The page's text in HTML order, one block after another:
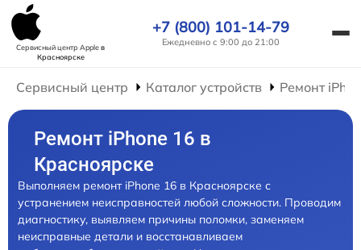
Сервисный центр Appleв
Красноярске
+7 (800) 101-14-79
Ежедневно с 9:00 до 21:00
Сервисный центр Каталог устройств Ремонт
Ремонт iPhone 16 в
Красноярске
Выполняем ремонт iPhone 16 в Красноярске с
устранением неисправностей любой сложности. Проводим
диагностику, выявляем причины поломки, заменяем
неисправные детали и восстанавливаем